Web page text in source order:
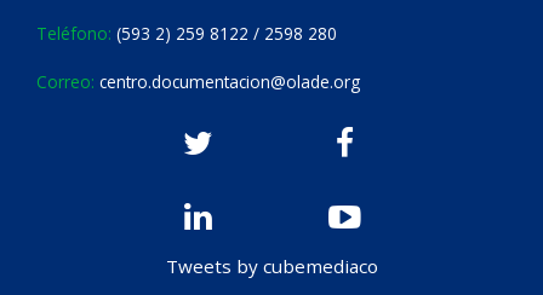
Teléfono: (593 2) 259 8122 / 2598 280
Correo: centro.documentacion@olade.org
Tweets by cubemediaco